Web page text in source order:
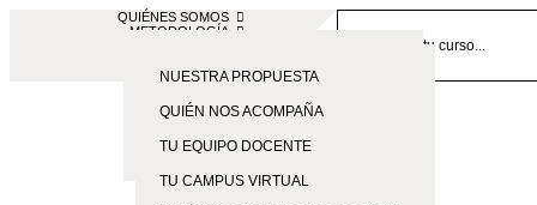
QUIÉNES SOMOS
SEVILLA
TE ESPERAMOS
METODOLOGÍA
NUESTRA PROPUESTA
QUIÉN NOS ACOMPAÑA
TU EQUIPO DOCENTE
TU CAMPUS VIRTUAL
EMPRESAS